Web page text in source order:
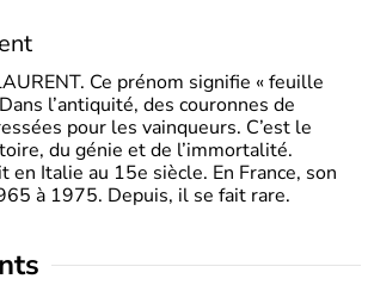
Ce prénom signifie « feuille
l’antiquité, des couronnes de
pour les vainqueurs. C’est le
du génie et de l’immortalité.
en Italie au 15e siècle. En France, son
à 1975. Depuis, il se fait rare.